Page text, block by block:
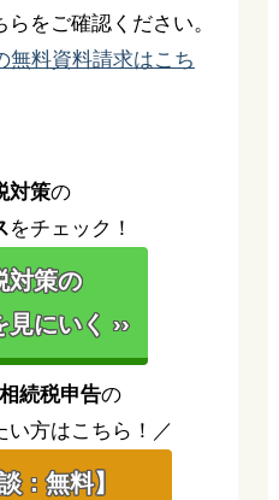
をご確認ください。
無料資料請求はこち
対策の
をチェック！
対策の
にいく ››
相続税申告の
い方はこちら！／
：無料】